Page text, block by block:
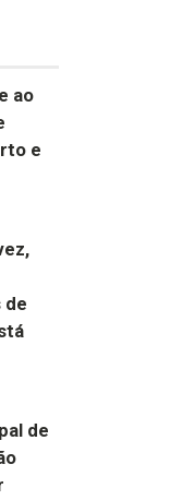
ao
e
de
de